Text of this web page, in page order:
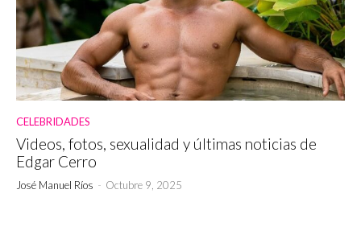
CELEBRIDADES
Videos, fotos, sexualidad y últimas noticias de
Edgar Cerro
José Manuel Ríos - Octubre 9, 2025